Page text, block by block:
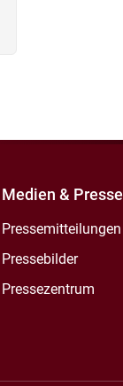
Medien & Presse
Pressemitteilungen
Pressebilder
Pressezentrum